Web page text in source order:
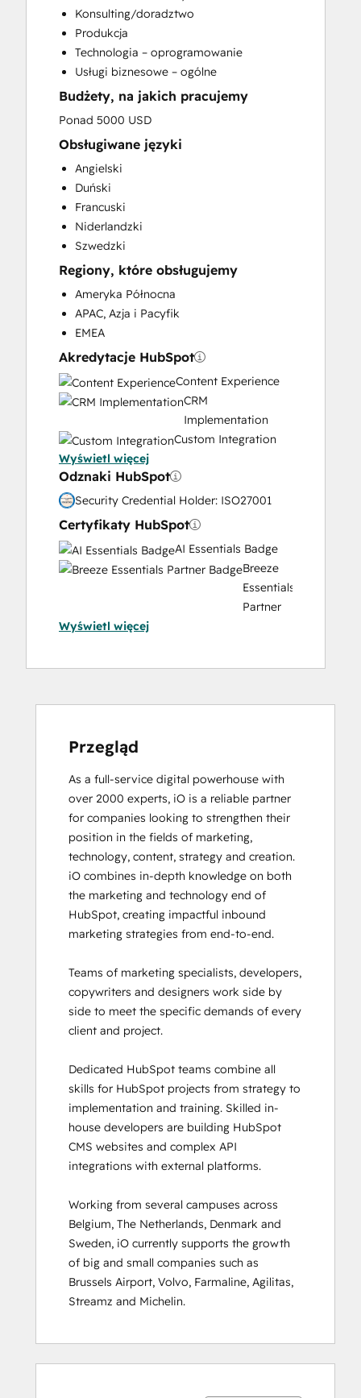
Customer Marketing
Customer Success Training
Customer Support Training
Customer Survey and Analysis
Email Marketing
Full Inbound Marketing Services
Help Desk Implementation
HubSpot Onboarding
Knowledge Base Development
Paid Advertising
Programmable Automation
Sales and Marketing Alignment
Sales Coaching and Training
Sales Enablement
Search Engine Optimization
Social Media
Video Production
Website Design
Website Development
Website Migration
Konsulting/doradztwo
Produkcja
Technologia – oprogramowanie
Usługi biznesowe – ogólne
Budżety, na jakich pracujemy
Ponad 5000 USD
Obsługiwane języki
Angielski
Duński
Francuski
Niderlandzki
Szwedzki
Regiony, które obsługujemy
Ameryka Północna
APAC, Azja i Pacyfik
EMEA
Akredytacje HubSpot
Content Experience
CRM
Implementation
Custom Integration
Onboarding
Service
Architecture
Design
Wyświetl więcej
Odznaki HubSpot
Security Credential Holder: ISO27001
Certyfikaty HubSpot
AI Essentials Badge
Breeze
Essentials
Partner
Hub
Certified
Migration
Certification
Data
Integrations
Certification
Digital Advertising
Digital Marketing
Email
Marketing
Email
Marketing
Certification
Onboarding
HubSpot
Content
Tools
HubSpot
Wyświetl więcej
Przegląd
As a full-service digital powerhouse with
over 2000 experts, iO is a reliable partner
for companies looking to strengthen their
position in the fields of marketing,
technology, content, strategy and creation.
iO combines in-depth knowledge on both
the marketing and technology end of
HubSpot, creating impactful inbound
marketing strategies from end-to-end.
Teams of marketing specialists, developers,
copywriters and designers work side by
side to meet the specific demands of every
client and project.
Dedicated HubSpot teams combine all
skills for HubSpot projects from strategy to
implementation and training. Skilled in-
house developers are building HubSpot
CMS websites and complex API
integrations with external platforms.
Working from several campuses across
Belgium, The Netherlands, Denmark and
Sweden, iO currently supports the growth
of big and small companies such as
Brussels Airport, Volvo, Farmaline, Agilitas,
Streamz and Michelin.